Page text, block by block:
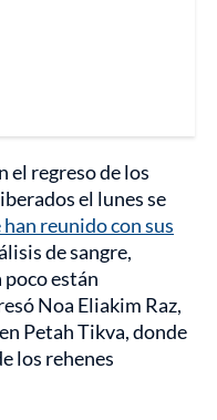
el regreso de los
el lunes se
han reunido con sus
de sangre,
poco están
Noa Eliakim Raz,
Petah Tikva, donde
los rehenes